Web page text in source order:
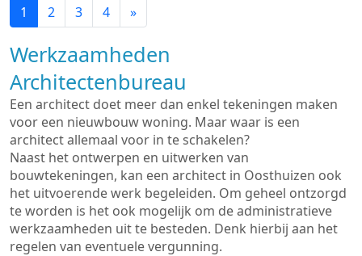
1 2 3 4 »
Werkzaamheden
Architectenbureau
Een architect doet meer dan enkel tekeningen maken
voor een nieuwbouw woning. Maar waar is een
architect allemaal voor in te schakelen?
Naast het ontwerpen en uitwerken van
bouwtekeningen, kan een architect in Oosthuizen ook
het uitvoerende werk begeleiden. Om geheel ontzorgd
te worden is het ook mogelijk om de administratieve
werkzaamheden uit te besteden. Denk hierbij aan het
regelen van eventuele vergunning.